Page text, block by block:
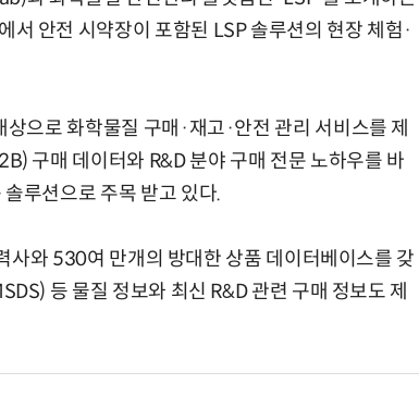
서 안전 시약장이 포함된 LSP 솔루션의 현장 체험·
으로 화학물질 구매·재고·안전 관리 서비스를 제
구매 데이터와 R&D 분야 구매 전문 노하우를 바
루션으로 주목 받고 있다.
와 530여 만개의 방대한 상품 데이터베이스를 갖
등 물질 정보와 최신 R&D 관련 구매 정보도 제